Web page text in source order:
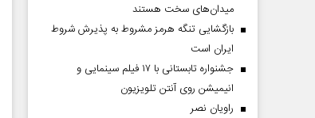
میدان‌های سخت هستند
بازگشایی تنگه هرمز مشروط به پذیرش شروط
ایران است
جشنواره تابستانی با ۱۷ فیلم سینمایی و
انیمیشن روی آنتن تلویزیون
راویان نصر